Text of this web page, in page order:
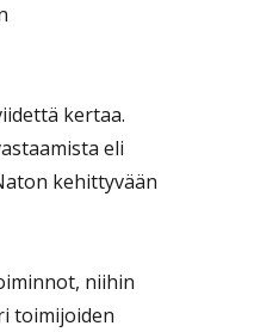
kertaa.
eli
kehittyvään
niihin
toimijoiden